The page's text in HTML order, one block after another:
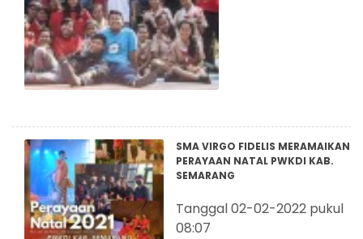
SMA VIRGO FIDELIS MERAMAIKAN
PERAYAAN NATAL PWKDI KAB.
SEMARANG
Tanggal 02-02-2022 pukul
08:07